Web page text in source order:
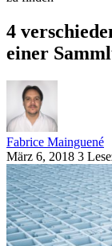
4
einer
Fabrice Mainguené
März 6, 2018 3